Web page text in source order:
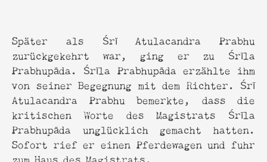
Später als Śrī Atulacandra Prabhu
zurückgekehrt war, ging er zu Śrīla
Prabhupāda. Śrīla Prabhupāda erzählte ihm
von seiner Begegnung mit dem Richter. Śrī
Atulacandra Prabhu bemerkte, dass die
kritischen Worte des Magistrats Śrīla
Prabhupāda unglücklich gemacht hatten.
Sofort rief er einen Pferdewagen und fuhr
zum Haus des Magistrats.